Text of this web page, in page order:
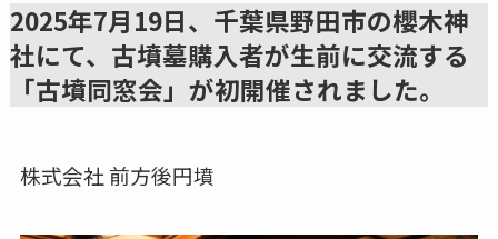
2025年7月19日、千葉県野田市の櫻木神
社にて、古墳墓購入者が生前に交流する
「古墳同窓会」が初開催されました。
株式会社 前方後円墳